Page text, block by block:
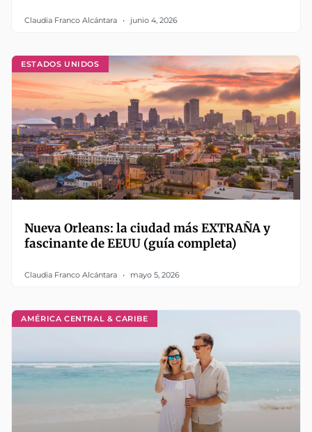
Claudia Franco Alcántara junio 4, 2026
ESTADOS UNIDOS
Nueva Orleans: la ciudad más EXTRAÑA y
fascinante de EEUU (guía completa)
Claudia Franco Alcántara mayo 5, 2026
AMÉRICA CENTRAL & CARIBE